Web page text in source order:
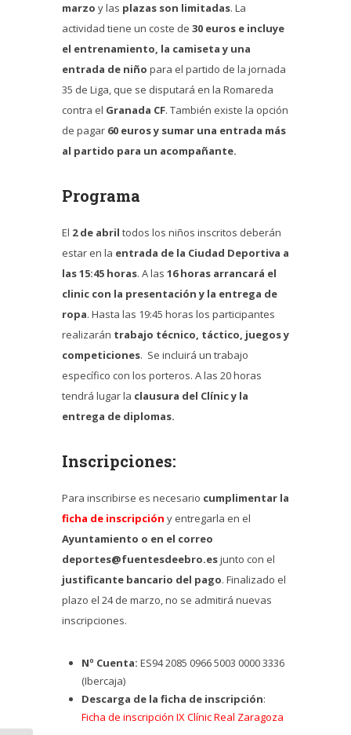
marzo y las plazas son limitadas. La
actividad tiene un coste de 30 euros e incluye
el entrenamiento, la camiseta y una
entrada de niño para el partido de la jornada
35 de Liga, que se disputará en la Romareda
contra el Granada CF. También existe la opción
de pagar 60 euros y sumar una entrada más
al partido para un acompañante.
Programa
El 2 de abril todos los niños inscritos deberán
estar en la entrada de la Ciudad Deportiva a
las 15:45 horas. A las 16 horas arrancará el
clinic con la presentación y la entrega de
ropa. Hasta las 19:45 horas los participantes
realizarán trabajo técnico, táctico, juegos y
competiciones. Se incluirá un trabajo
específico con los porteros. A las 20 horas
tendrá lugar la clausura del Clínic y la
entrega de diplomas.
Inscripciones:
Para inscribirse es necesario cumplimentar la
ficha de inscripción y entregarla en el
Ayuntamiento o en el correo
deportes@fuentesdeebro.esjunto con el
justificante bancario del pago. Finalizado el
plazo el 24 de marzo, no se admitirá nuevas
inscripciones.
Nº Cuenta: ES94 2085 0966 5003 0000 3336
(Ibercaja)
Descarga de la ficha de inscripción:
Ficha de inscripción IX Clínic Real Zaragoza